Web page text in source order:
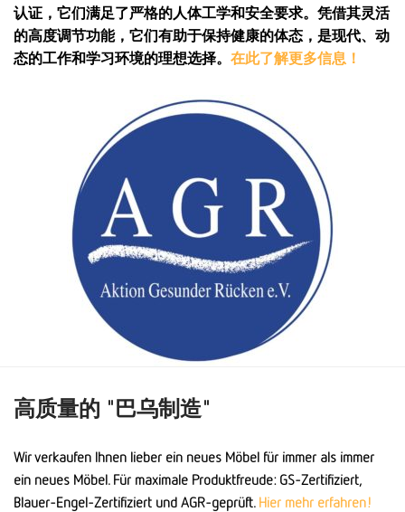
认证，它们满足了严格的人体工学和安全要求。凭借其灵活
的高度调节功能，它们有助于保持健康的体态，是现代、动
态的工作和学习环境的理想选择。 在此了解更多信息！
高质量的 "巴乌制造"
Wir verkaufen Ihnen lieber ein neues Möbel für immer als immer
ein neues Möbel. Für maximale Produktfreude: GS-Zertifiziert,
Blauer-Engel-Zertifiziert und AGR-geprüft. Hier mehr erfahren!